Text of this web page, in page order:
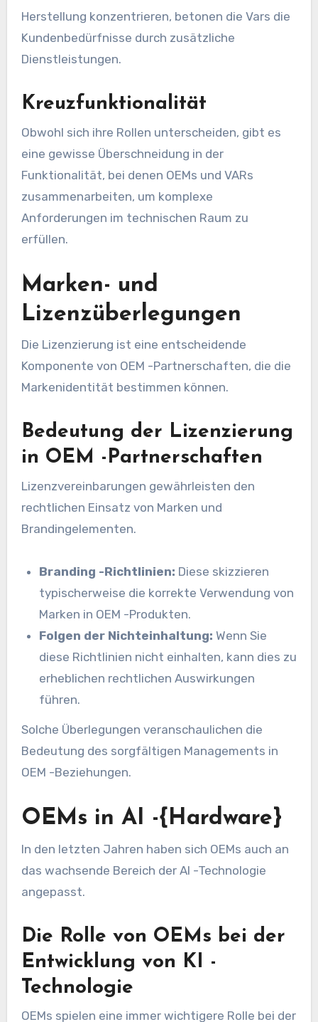
Herstellung konzentrieren, betonen die Vars die
Kundenbedürfnisse durch zusätzliche
Dienstleistungen.
Kreuzfunktionalität
Obwohl sich ihre Rollen unterscheiden, gibt es
eine gewisse Überschneidung in der
Funktionalität, bei denen OEMs und VARs
zusammenarbeiten, um komplexe
Anforderungen im technischen Raum zu
erfüllen.
Marken- und
Lizenzüberlegungen
Die Lizenzierung ist eine entscheidende
Komponente von OEM -Partnerschaften, die die
Markenidentität bestimmen können.
Bedeutung der Lizenzierung
in OEM -Partnerschaften
Lizenzvereinbarungen gewährleisten den
rechtlichen Einsatz von Marken und
Brandingelementen.
Branding -Richtlinien: Diese skizzieren
typischerweise die korrekte Verwendung von
Marken in OEM -Produkten.
Folgen der Nichteinhaltung: Wenn Sie
diese Richtlinien nicht einhalten, kann dies zu
erheblichen rechtlichen Auswirkungen
führen.
Solche Überlegungen veranschaulichen die
Bedeutung des sorgfältigen Managements in
OEM -Beziehungen.
OEMs in AI -{Hardware}
In den letzten Jahren haben sich OEMs auch an
das wachsende Bereich der AI -Technologie
angepasst.
Die Rolle von OEMs bei der
Entwicklung von KI -
Technologie
OEMs spielen eine immer wichtigere Rolle bei der